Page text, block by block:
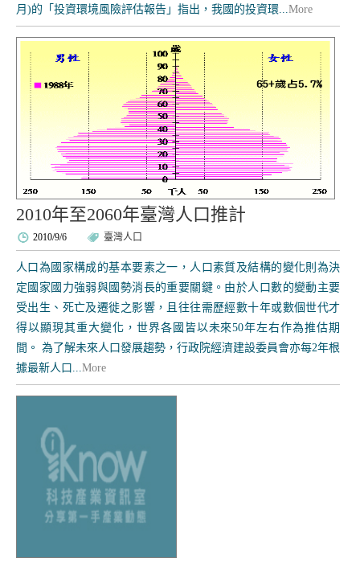
月)的「投資環境風險評估報告」指出，我國的投資環...More
2010年至2060年臺灣人口推計
2010/9/6 臺灣人口
人口為國家構成的基本要素之一，人口素質及結構的變化則為決
定國家國力強弱與國勢消長的重要關鍵。由於人口數的變動主要
受出生、死亡及遷徙之影響，且往往需歷經數十年或數個世代才
得以顯現其重大變化，世界各國皆以未來50年左右作為推估期
間。 為了解未來人口發展趨勢，行政院經濟建設委員會亦每2年根
據最新人口...More